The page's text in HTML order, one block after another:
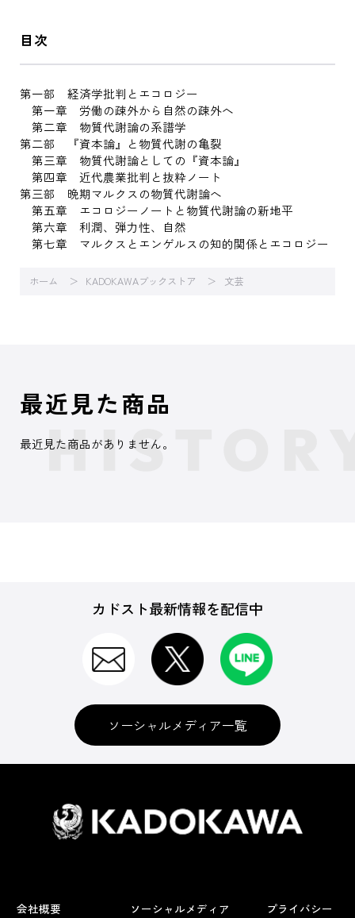
目次
第一部 経済学批判とエコロジー
第一章 労働の疎外から自然の疎外へ
第二章 物質代謝論の系譜学
第二部 『資本論』と物質代謝の亀裂
第三章 物質代謝論としての『資本論』
第四章 近代農業批判と抜粋ノート
第三部 晩期マルクスの物質代謝論へ
第五章 エコロジーノートと物質代謝論の新地平
第六章 利潤、弾力性、自然
第七章 マルクスとエンゲルスの知的関係とエコロジー
ホーム KADOKAWAブックストア 文芸
最近見た商品
最近見た商品がありません。
カドスト最新情報を配信中
ソーシャルメディア一覧
会社概要 ソーシャルメディア
プライバシー